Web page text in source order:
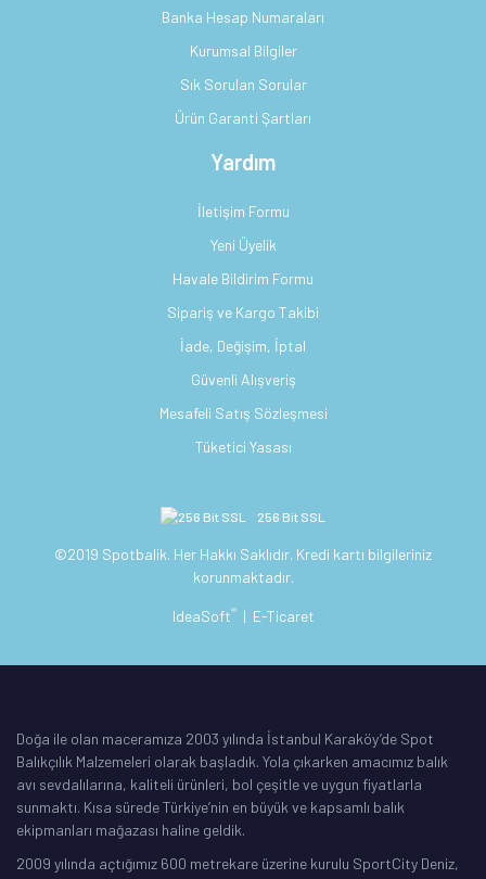
Banka Hesap Numaraları
Kurumsal Bilgiler
Sık Sorulan Sorular
Ürün Garanti Şartları
Yardım
İletişim Formu
Yeni Üyelik
Havale Bildirim Formu
Sipariş ve Kargo Takibi
İade, Değişim, İptal
Güvenli Alışveriş
Mesafeli Satış Sözleşmesi
Tüketici Yasası
256 Bit SSL
©2019 Spotbalik. Her Hakkı Saklıdır. Kredi kartı bilgileriniz
korunmaktadır.
IdeaSoft® | E-Ticaret
Doğa ile olan maceramıza 2003 yılında İstanbul Karaköy’de Spot
Balıkçılık Malzemeleri olarak başladık. Yola çıkarken amacımız balık
avı sevdalılarına, kaliteli ürünleri, bol çeşitle ve uygun fiyatlarla
sunmaktı. Kısa sürede Türkiye’nin en büyük ve kapsamlı balık
ekipmanları mağazası haline geldik.
2009 yılında açtığımız 600 metrekare üzerine kurulu SportCity Deniz,